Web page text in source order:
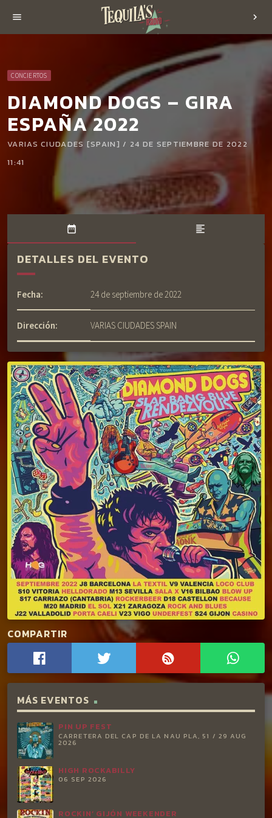
menu chevron_right
CONCIERTOS
DIAMOND DOGS – GIRA
ESPAÑA 2022
VARIAS CIUDADES [SPAIN] / 24 DE SEPTIEMBRE DE 2022
11:41
date_range format_align_left
DETALLES DEL EVENTO
Fecha: 24 de septiembre de 2022
Dirección: VARIAS CIUDADES SPAIN
COMPARTIR
MÁS EVENTOS
PIN UP FEST
CARRETERA DEL CAP DE LA NAU PLA, 51 / 29 AUG
2026
HIGH ROCKABILLY
06 SEP 2026
ROCKIN’ GIJÓN WEEKENDER